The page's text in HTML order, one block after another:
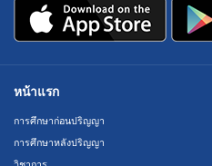
หน้าแรก
การศึกษาก่อนปริญญา
การศึกษาหลังปริญญา